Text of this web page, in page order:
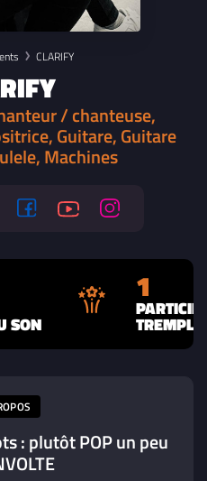
CLARIFY
/ chanteuse,
Guitare, Guitare
Machines
SON
1
: plutôt POP un peu